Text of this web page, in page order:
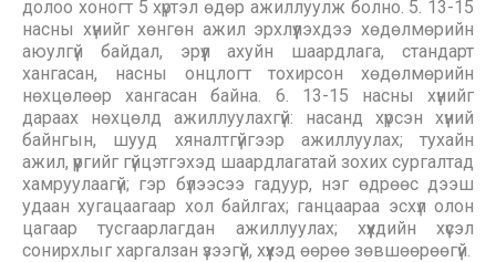
долоо хоногт 5 хүртэл өдөр ажиллуулж болно. 5. 13-15
насны хүнийг хөнгөн ажил эрхлүүлэхдээ хөдөлмөрийн
аюулгүй байдал, эрүүл ахуйн шаардлага, стандарт
хангасан, насны онцлогт тохирсон хөдөлмөрийн
нөхцөлөөр хангасан байна. 6. 13-15 насны хүнийг
дараах нөхцөлд ажиллуулахгүй: насанд хүрсэн хүний
байнгын, шууд хяналтгүйгээр ажиллуулах; тухайн
ажил, үүргийг гүйцэтгэхэд шаардлагатай зохих сургалтад
хамруулаагүй; гэр бүлээсээ гадуур, нэг өдрөөс дээш
удаан хугацаагаар хол байлгах; ганцаараа эсхүл олон
цагаар тусгаарлагдан ажиллуулах; хүүхдийн хүсэл
сонирхлыг харгалзан үзээгүй, хүүхэд өөрөө зөвшөөрөөгүй.